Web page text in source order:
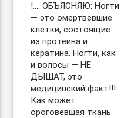
!…. ОБЪЯСНЯЮ: Ногти
— это омертвевшие
клетки, состоящие
из протеина и
кератина. Ногти, как
и волосы — НЕ
ДЫШАТ, это
медицинский факт!!!
Как может
ороговевшая ткань